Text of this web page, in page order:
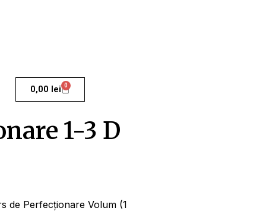
0,00 lei 0
1-3 D
de Perfecționare Volum (1